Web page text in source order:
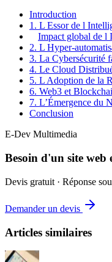
Introduction
1. L Essor de l
Impact global de l
2. L Hyper-
3. La Cybersécurité
4. Le Cloud
5. L Adoption de la
6. Web3 et
7. L’Émergence du
Conclusion
E-Dev Multimedia
Besoin d'un site web
Devis gratuit · Réponse
Demander un devis
Articles similaires